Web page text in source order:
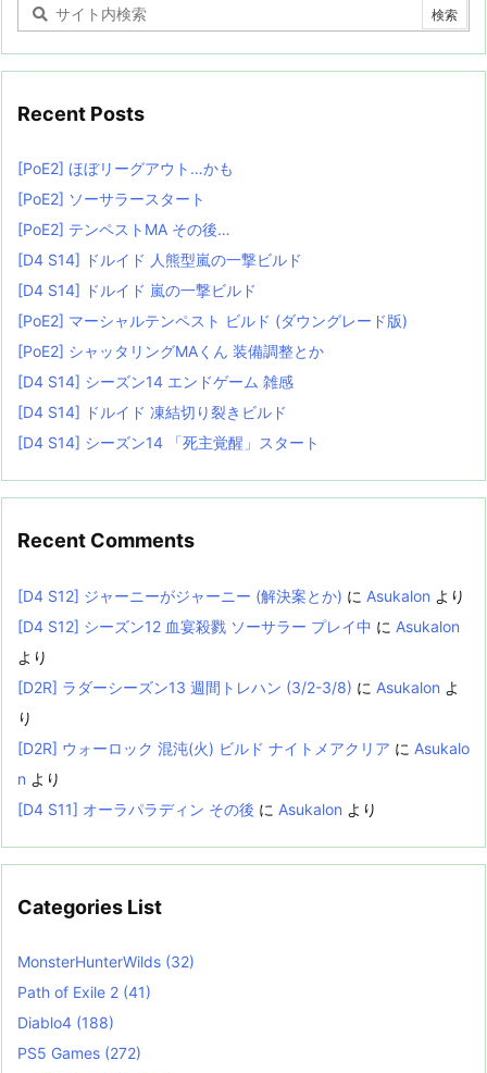
Recent Posts
[PoE2] ほぼリーグアウト…かも
[PoE2] ソーサラースタート
[PoE2] テンペストMA その後…
[D4 S14] ドルイド 人熊型嵐の一撃ビルド
[D4 S14] ドルイド 嵐の一撃ビルド
[PoE2] マーシャルテンペスト ビルド (ダウングレード版)
[PoE2] シャッタリングMAくん 装備調整とか
[D4 S14] シーズン14 エンドゲーム 雑感
[D4 S14] ドルイド 凍結切り裂きビルド
[D4 S14] シーズン14 「死主覚醒」スタート
Recent Comments
[D4 S12] ジャーニーがジャーニー (解決案とか) に Asukalon より
[D4 S12] シーズン12 血宴殺戮 ソーサラー プレイ中 に Asukalon
より
[D2R] ラダーシーズン13 週間トレハン (3/2-3/8) に Asukalon よ
り
[D2R] ウォーロック 混沌(火) ビルド ナイトメアクリア に Asukalo
n より
[D4 S11] オーラパラディン その後 に Asukalon より
Categories List
MonsterHunterWilds (32)
Path of Exile 2 (41)
Diablo4 (188)
PS5 Games (272)